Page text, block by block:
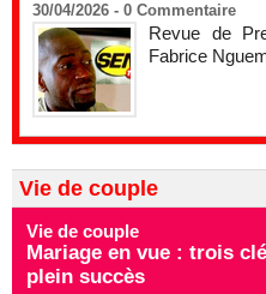
30/04/2026 - 0 Commentaire
Revue de
Fabrice
Vie de couple
Vie de couple
Mariage en vue : trois
plein succès